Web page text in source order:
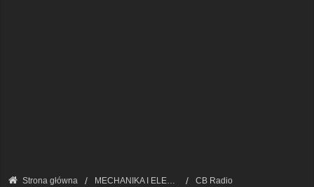
Strona główna MECHANIKA I ELEKTRONIKA — FORUM TECHNICZNE CB Radio